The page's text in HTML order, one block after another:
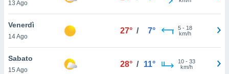
nella
cookie
il tuo
in
13 Ago
Venerdì
14 Ago
27° / 7° 5- 18
km/h
Sabato
15 Ago
28° / 11° 10- 33
km/h